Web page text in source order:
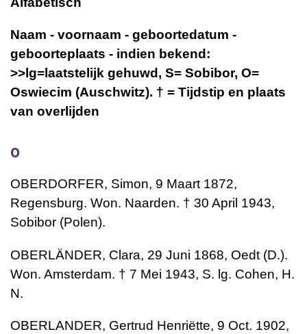
Naam - voornaam - geboortedatum -
geboorteplaats - indien bekend:
>>lg=laatstelijk gehuwd, S= Sobibor, O=
Oswiecim (Auschwitz). † = Tijdstip en plaats
van overlijden
O
OBERDORFER, Simon, 9 Maart 1872,
Regensburg. Won. Naarden. † 30 April 1943,
Sobibor (Polen).
OBERLÄNDER, Clara, 29 Juni 1868, Oedt (D.).
Won. Amsterdam. † 7 Mei 1943, S. lg. Cohen, H.
N.
OBERLANDER, Gertrud Henriëtte, 9 Oct. 1902,